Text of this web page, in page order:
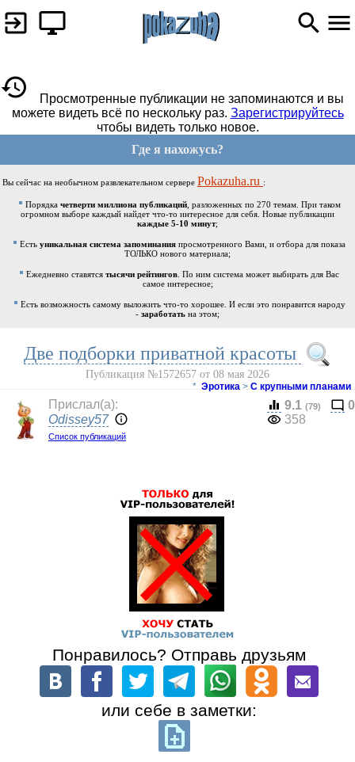
Просмотренные публикации не запоминаются и вы
можете видеть всё по нескольку раз. Зарегистрируйтесь
чтобы видеть только новое.
Где я нахожусь?
Вы сейчас на необычном развлекательном сервере Pokazuha.ru :
Порядка четверти миллиона публикаций, разложенных по 270 темам. При таком
огромном выборе каждый найдет что-то интересное для себя. Новые публикации
каждые 5-10 минут;
Есть уникальная система запоминания просмотренного Вами, и отбора для показа
ТОЛЬКО нового материала;
Ежедневно ставятся тысячи рейтингов . По ним система может выбирать для Вас
самое интересное;
Есть возможность самому выложить что-то хорошее. И если это понравится народу
- заработать на этом;
Две подборки приватной красоты
Публикация №1572657 от 08 мая 2026
* Эротика > С крупными планами
Прислал(a):
Odissey57
Список публикаций
9.1 (79)
0
358
Понравилось? Отправь друзьям
или себе в заметки: